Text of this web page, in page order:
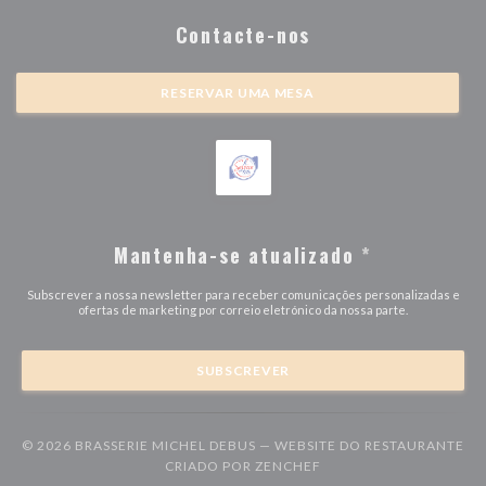
Contacte-nos
RESERVAR UMA MESA
Mantenha-se atualizado *
Subscrever a nossa newsletter para receber comunicações personalizadas e
ofertas de marketing por correio eletrónico da nossa parte.
SUBSCREVER
© 2026 BRASSERIE MICHEL DEBUS — WEBSITE DO RESTAURANTE
CRIADO POR ZENCHEF